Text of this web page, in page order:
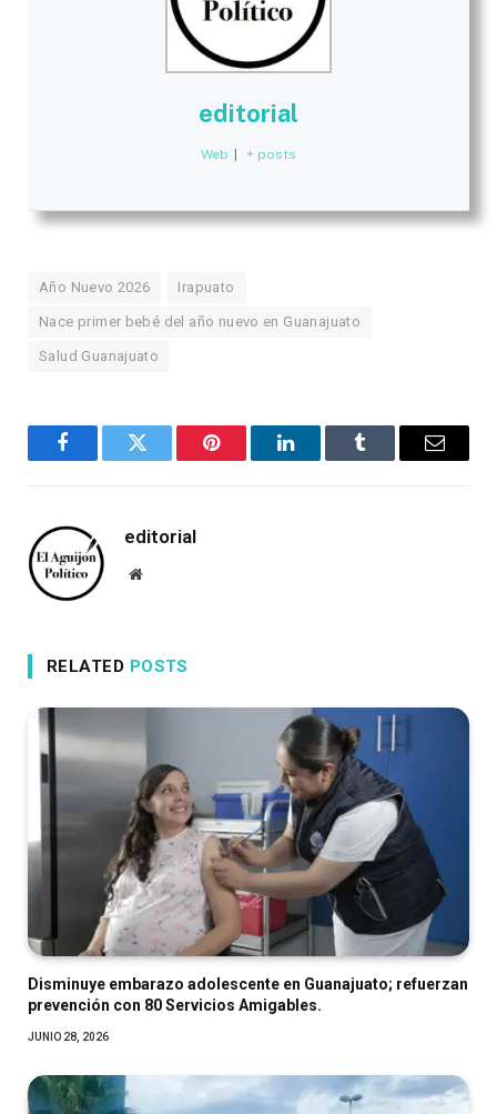
editorial
Web | + posts
Año Nuevo 2026 Irapuato
Nace primer bebé del año nuevo en Guanajuato
Salud Guanajuato
FacebookTwitter Pinterest LinkedInTumblr Email
editorial
Website
RELATED POSTS
Disminuye embarazo adolescente en Guanajuato; refuerzan
prevención con 80 Servicios Amigables.
JUNIO 28, 2026